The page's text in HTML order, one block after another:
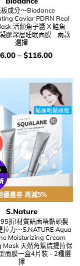
成分～Biodance
Caviar PDRN Real
活顏魚子醬 X 鮭魚
膠深層睡眠面膜 – 兩款
選擇
– $116.00
優惠劵 再減5%
S.Nature
折!材質貼面唔黏頭髮
拉力～S.NATURE Aqua
Moisturizing Cream
天然角鯊烷提拉保
面膜一盒4片裝 – 2種選
擇